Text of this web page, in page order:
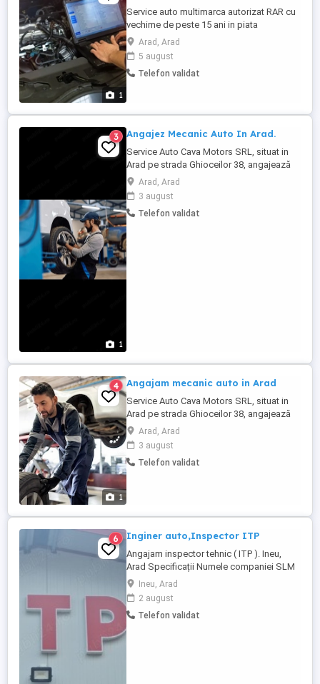
1
Service auto multimarca autorizat RAR cu
vechime de peste 15 ani in piata
ANGAJAM -mecanic autoturisme - Oferim:
-program de lucru 8 ore de luni pana vineri
-conditii de munca foarte bune -scule
profesionale ( Milwaukee, Diagnoza
identificare,comanda ...
Arad, Arad
5 august
Telefon validat
1
3 Angajez Mecanic Auto In Arad.
Service Auto Cava Motors SRL, situat in
Arad pe strada Ghioceilor 38, angajează
mecanic. Pachet salarial atractiv in funcție
de realizări, implicare și aptitudinile
fiecăruia. Pentru detalii ne puteți contacta
la numărul de telefon sau la sediul
Arad, Arad
3 august
Telefon validat
1
4 Angajam mecanic auto in Arad
Service Auto Cava Motors SRL, situat in
Arad pe strada Ghioceilor 38, angajează
mecanic. Pachet salarial atractiv in funcție
de realizări, implicare și aptitudinile
fiecăruia. Pentru detalii ne puteți contacta
la numărul de telefon din anunț sau la
Arad, Arad
3 august
Telefon validat
6 Inginer auto,Inspector ITP
Angajam inspector tehnic ( ITP ). Ineu,
Arad Specificații Numele companiei SLM
SERVICE Tip job full time Descriere
Compania SLM SERVICE isi mareste
echipa! Angajam inspector tehnic ( ITP ).
Ce dorim de la tine? atestat inspector
Ineu, Arad
2 august
Telefon validat